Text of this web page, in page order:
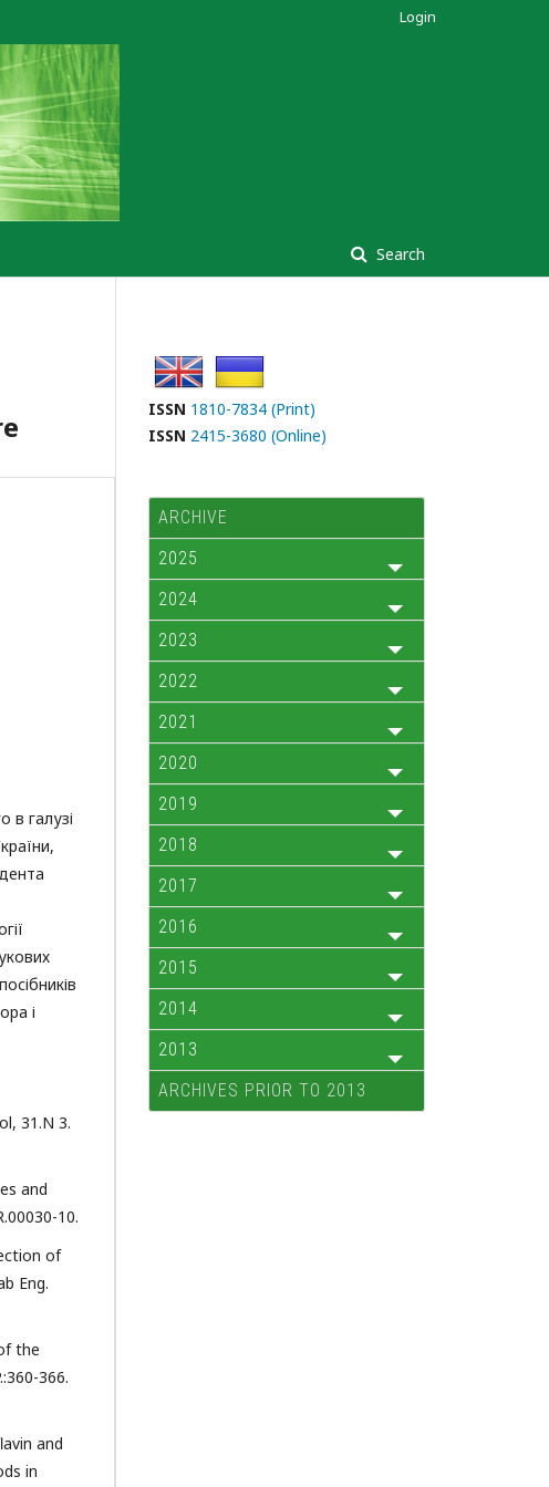
Search
Login
в галузі
і
31.N 3.
and
10.
of
Eng.
the
366.
and
in
ISSN 1810-7834 (Print)
ISSN 2415-3680 (Online)
ARCHIVE
2025
2024
2023
2022
2021
2020
2019
2018
2017
2016
2015
2014
2013
ARCHIVES PRIOR TO 2013